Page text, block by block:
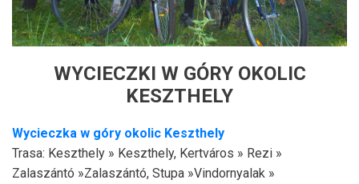
WYCIECZKI W GÓRY OKOLIC
KESZTHELY
Wycieczka w góry okolic Keszthely
Trasa: Keszthely » Keszthely, Kertváros » Rezi »
Zalaszántó »Zalaszántó, Stupa »Vindornyalak »